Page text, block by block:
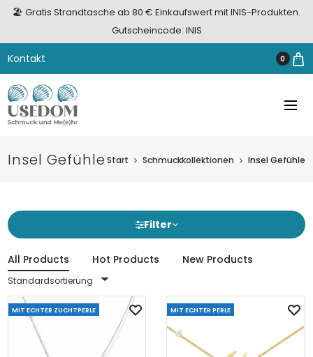
🏖️ Gratis Strandtasche ab 80 € Einkaufswert mit INIS-Produkten.
Gutscheincode: INIS
Kontakt 0
Insel Gefühle Start Schmuckkollektionen Insel Gefühle
Filter
All Products Hot Products New Products
Standardsortierung
MIT ECHTER ZUCHTPERLE MIT ECHTER PERLE